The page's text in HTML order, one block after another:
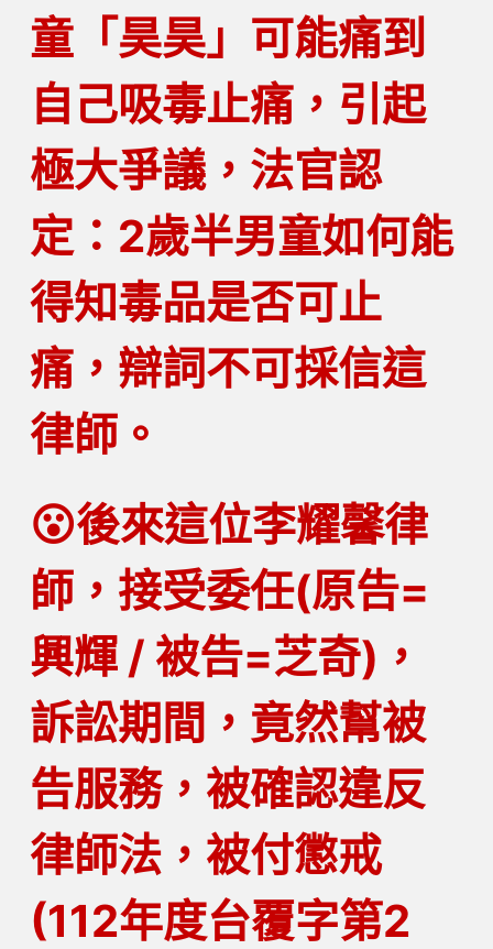
童「昊昊」可能痛到
自己吸毒止痛，引起
極大爭議，法官認
定：2歲半男童如何能
得知毒品是否可止
痛，辯詞不可採信這
律師。
😮後來這位李耀馨律
師，接受委任(原告=
興輝 / 被告=芝奇)，
訴訟期間，竟然幫被
告服務，被確認違反
律師法，被付懲戒
(112年度台覆字第2